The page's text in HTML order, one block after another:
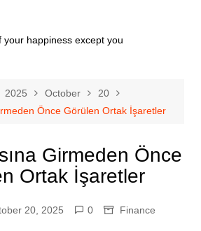
your happiness except you
2025 October
20
Önce Görülen Ortak İşaretler
Girmeden Önce
Ortak İşaretler
20, 2025 0 Finance